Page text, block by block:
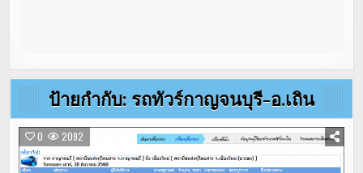
ป้ายกำกับ: รถทัวร์กาญจนบุรี-อ.เถิน
0 2092